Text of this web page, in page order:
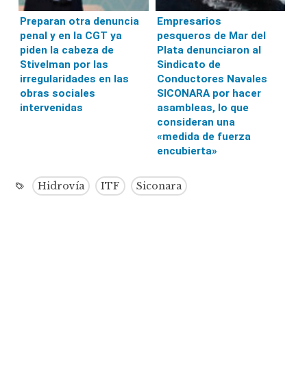
Preparan otra denuncia
penal y en la CGT ya
piden la cabeza de
Stivelman por las
irregularidades en las
obras sociales
intervenidas
Empresarios
pesqueros de Mar del
Plata denunciaron al
Sindicato de
Conductores Navales
SICONARA por hacer
asambleas, lo que
consideran una
«medida de fuerza
encubierta»
Hidrovía ITF Siconara